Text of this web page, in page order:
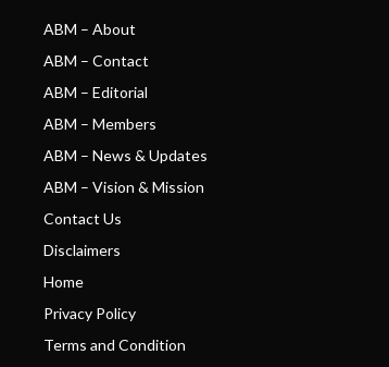
ABM – About
ABM – Contact
ABM – Editorial
ABM – Members
ABM – News & Updates
ABM – Vision & Mission
Contact Us
Disclaimers
Home
Privacy Policy
Terms and Condition